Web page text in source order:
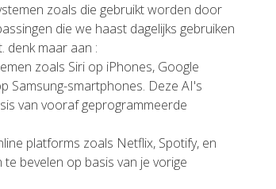
zoals die gebruikt worden door
die we haast dagelijks gebruiken
denk maar aan :
zoals Siri op iPhones, Google
Samsung-smartphones. Deze AI's
van vooraf geprogrammeerde
platforms zoals Netflix, Spotify, en
bevelen op basis van je vorige